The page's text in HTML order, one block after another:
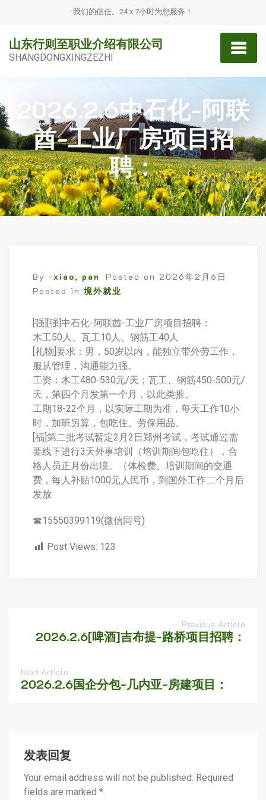
我们的信任。24 x 7小时为您服务！
山东行则至职业介绍有限公司
SHANGDONGXINGZEZHI
2026.2.6中石化-阿联
酋-工业厂房项目招
聘：
By -xiao, pan Posted on 2026年2月6日
Posted in 境外就业
[强][强]中石化-阿联酋-工业厂房项目招聘：
木工50人、瓦工10人、钢筋工40人
[礼物]要求：男，50岁以内，能独立带外劳工作，
服从管理，沟通能力强。
工资：木工480-530元/天；瓦工、钢筋450-500元/
天，第四个月发第一个月，以此类推。
工期18-22个月，以实际工期为准，每天工作10小
时，加班另算，包吃住、劳保用品。
[福]第二批考试暂定2月2日郑州考试，考试通过需
要线下进行3天外事培训（培训期间包吃住），合
格人员正月份出境。（体检费、培训期间的交通
费，每人补贴1000元人民币，到国外工作二个月后
发放
☎15550399119(微信同号)
Post Views: 123
Previous Article
2026.2.6[啤酒]吉布提-路桥项目招聘：
Next Article
2026.2.6国企分包-几内亚-房建项目：
发表回复
Your email address will not be published. Required
fields are marked *.